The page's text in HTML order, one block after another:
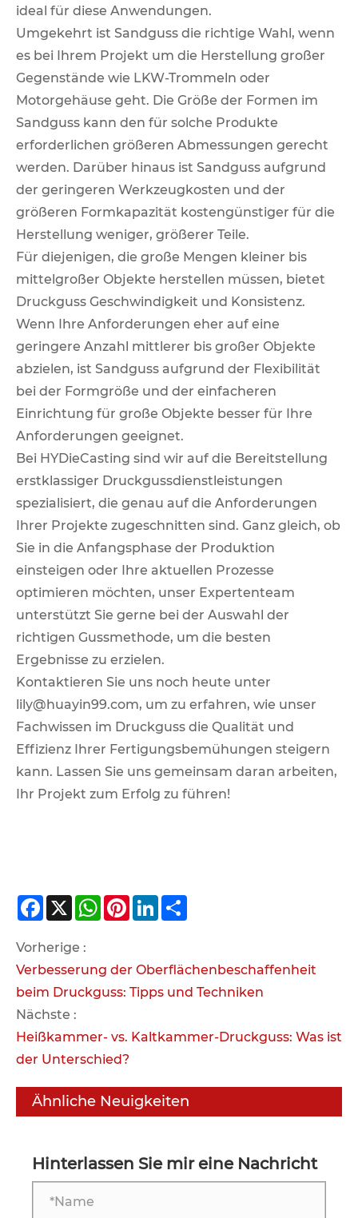
ideal für diese Anwendungen.
Umgekehrt ist Sandguss die richtige Wahl, wenn
es bei Ihrem Projekt um die Herstellung großer
Gegenstände wie LKW-Trommeln oder
Motorgehäuse geht. Die Größe der Formen im
Sandguss kann den für solche Produkte
erforderlichen größeren Abmessungen gerecht
werden. Darüber hinaus ist Sandguss aufgrund
der geringeren Werkzeugkosten und der
größeren Formkapazität kostengünstiger für die
Herstellung weniger, größerer Teile.
Für diejenigen, die große Mengen kleiner bis
mittelgroßer Objekte herstellen müssen, bietet
Druckguss Geschwindigkeit und Konsistenz.
Wenn Ihre Anforderungen eher auf eine
geringere Anzahl mittlerer bis großer Objekte
abzielen, ist Sandguss aufgrund der Flexibilität
bei der Formgröße und der einfacheren
Einrichtung für große Objekte besser für Ihre
Anforderungen geeignet.
Bei HYDieCasting sind wir auf die Bereitstellung
erstklassiger Druckgussdienstleistungen
spezialisiert, die genau auf die Anforderungen
Ihrer Projekte zugeschnitten sind. Ganz gleich, ob
Sie in die Anfangsphase der Produktion
einsteigen oder Ihre aktuellen Prozesse
optimieren möchten, unser Expertenteam
unterstützt Sie gerne bei der Auswahl der
richtigen Gussmethode, um die besten
Ergebnisse zu erzielen.
Kontaktieren Sie uns noch heute unter
lily@huayin99.com, um zu erfahren, wie unser
Fachwissen im Druckguss die Qualität und
Effizienz Ihrer Fertigungsbemühungen steigern
kann. Lassen Sie uns gemeinsam daran arbeiten,
Ihr Projekt zum Erfolg zu führen!
Facebook
X WhatsApp
PinterestLinkedIn
Vorherige :
Verbesserung der Oberflächenbeschaffenheit
beim Druckguss: Tipps und Techniken
Nächste :
Heißkammer- vs. Kaltkammer-Druckguss: Was ist
der Unterschied?
Ähnliche Neuigkeiten
Hinterlassen Sie mir eine Nachricht